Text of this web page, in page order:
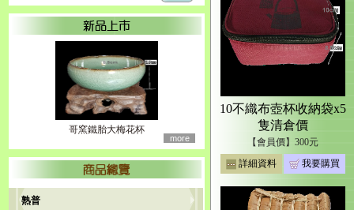
哥窯鐵胎大梅花杯
more
熟普
10不織布壺杯收納袋x5
隻清倉價
【會員價】300元
詳細資料
我要購買